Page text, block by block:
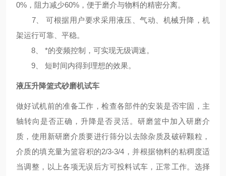
0%，阻力减少60%，便于磨介与物料的精密分离。
7、 可根据用户要求采用液压、气动、机械升降，机
架运行可靠、平稳。
8、 *的变频控制，可实现无级调速。
9、 短时间内得到理想的效果。
液压升降篮式砂磨机试车
做好试机前的准备工作，检查各部件的安装是否牢固，主
轴转向是否正确，升降是否灵活。研磨篮中加入研磨介
质，使用新研磨介质要进行筛分以去除杂质及破碎颗粒，
介质的填充量为篮容积的2/3-3/4，并根据物料的粘稠度适
当调整，以上各项无误后方可投料试车，正常工作。选择